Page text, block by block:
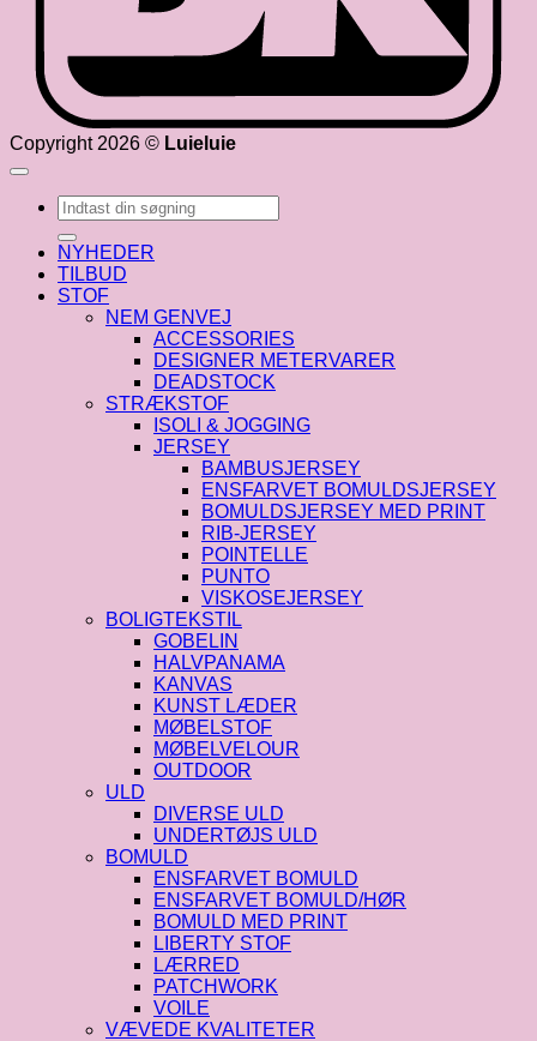
Copyright 2026 © Luieluie
Søg
efter:
NYHEDER
TILBUD
STOF
NEM GENVEJ
ACCESSORIES
DESIGNER METERVARER
DEADSTOCK
STRÆKSTOF
ISOLI & JOGGING
JERSEY
BAMBUSJERSEY
ENSFARVET BOMULDSJERSEY
BOMULDSJERSEY MED PRINT
RIB-JERSEY
POINTELLE
PUNTO
VISKOSEJERSEY
BOLIGTEKSTIL
GOBELIN
HALVPANAMA
KANVAS
KUNST LÆDER
MØBELSTOF
MØBELVELOUR
OUTDOOR
ULD
DIVERSE ULD
UNDERTØJS ULD
BOMULD
ENSFARVET BOMULD
ENSFARVET BOMULD/HØR
BOMULD MED PRINT
LIBERTY STOF
LÆRRED
PATCHWORK
VOILE
VÆVEDE KVALITETER